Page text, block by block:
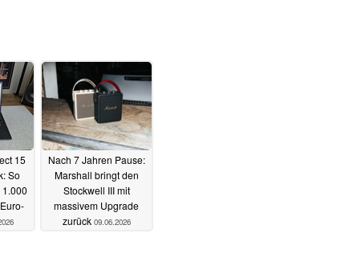
15
So
Nach 7 Jahren Pause:
Marshall bringt den
Stockwell III mit
massivem Upgrade
zurück 09.06.2026